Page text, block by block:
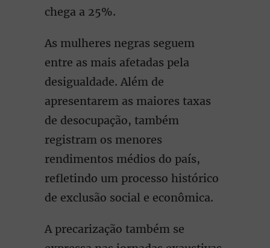
chega a 25%.
As mulheres negras seguem
entre as mais afetadas pela
desigualdade. Além de
apresentarem as maiores taxas
de desocupação, também
registram os menores
rendimentos médios do país,
refletindo um processo histórico
de exclusão social e econômica.
A precarização também se